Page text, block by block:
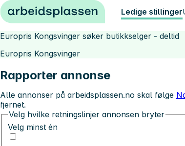
Hopp til innhold Ledige stillinger
Europris Kongsvinger søker butikkselger - deltid
Europris Kongsvinger
Rapporter annonse
Alle annonser på arbeidsplassen.no skal følge
fjernet.
Velg hvilke retningslinjer annonsen bryter
Velg minst én